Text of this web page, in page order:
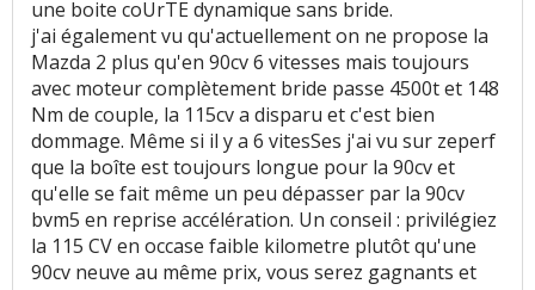
une boite coUrTE dynamique sans bride.
j'ai également vu qu'actuellement on ne propose la
Mazda 2 plus qu'en 90cv 6 vitesses mais toujours
avec moteur complètement bride passe 4500t et 148
Nm de couple, la 115cv a disparu et c'est bien
dommage. Même si il y a 6 vitesSes j'ai vu sur zeperf
que la boîte est toujours longue pour la 90cv et
qu'elle se fait même un peu dépasser par la 90cv
bvm5 en reprise accélération. Un conseil : privilégiez
la 115 CV en occase faible kilometre plutôt qu'une
90cv neuve au même prix, vous serez gagnants et